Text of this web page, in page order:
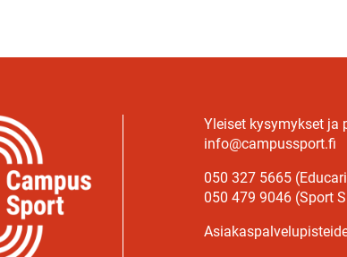
Yleiset kysymykset ja
info@campussport.fi
050 327 5665
050 479 9046 (Sport